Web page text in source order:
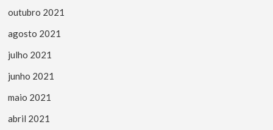
outubro 2021
agosto 2021
julho 2021
junho 2021
maio 2021
abril 2021